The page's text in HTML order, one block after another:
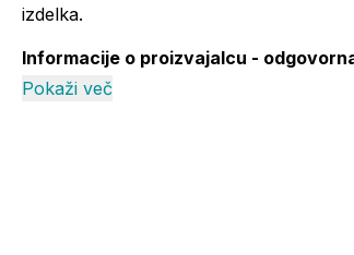
izdelka.
Informacije o proizvajalcu -
(klik).
Pokaži več